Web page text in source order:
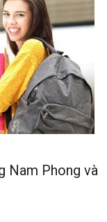
Nam Phong và